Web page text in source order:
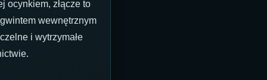
ocynkiem, złącze to
wewnętrznym
i wytrzymałe